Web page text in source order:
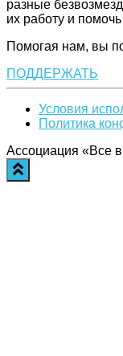
разные
их работу и
Помогая нам, вы
ПОДДЕРЖАТЬ
Условия
Политика
Ассоциация «Все